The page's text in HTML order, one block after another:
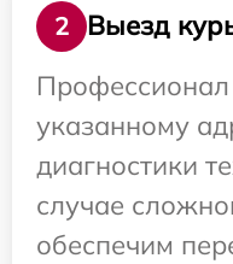
2
Выезд
указанному
диагностики
случае
обеспечим